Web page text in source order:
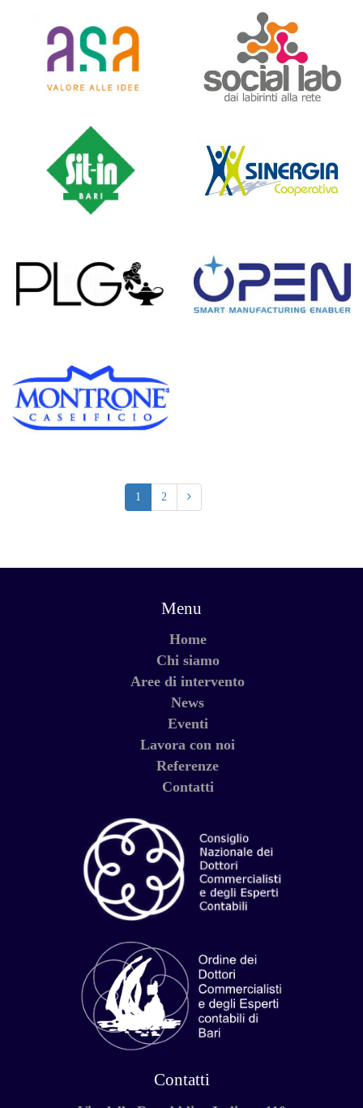
1 2
Menu
Home
Chi siamo
Aree di intervento
News
Eventi
Lavora con noi
Referenze
Contatti
Contatti